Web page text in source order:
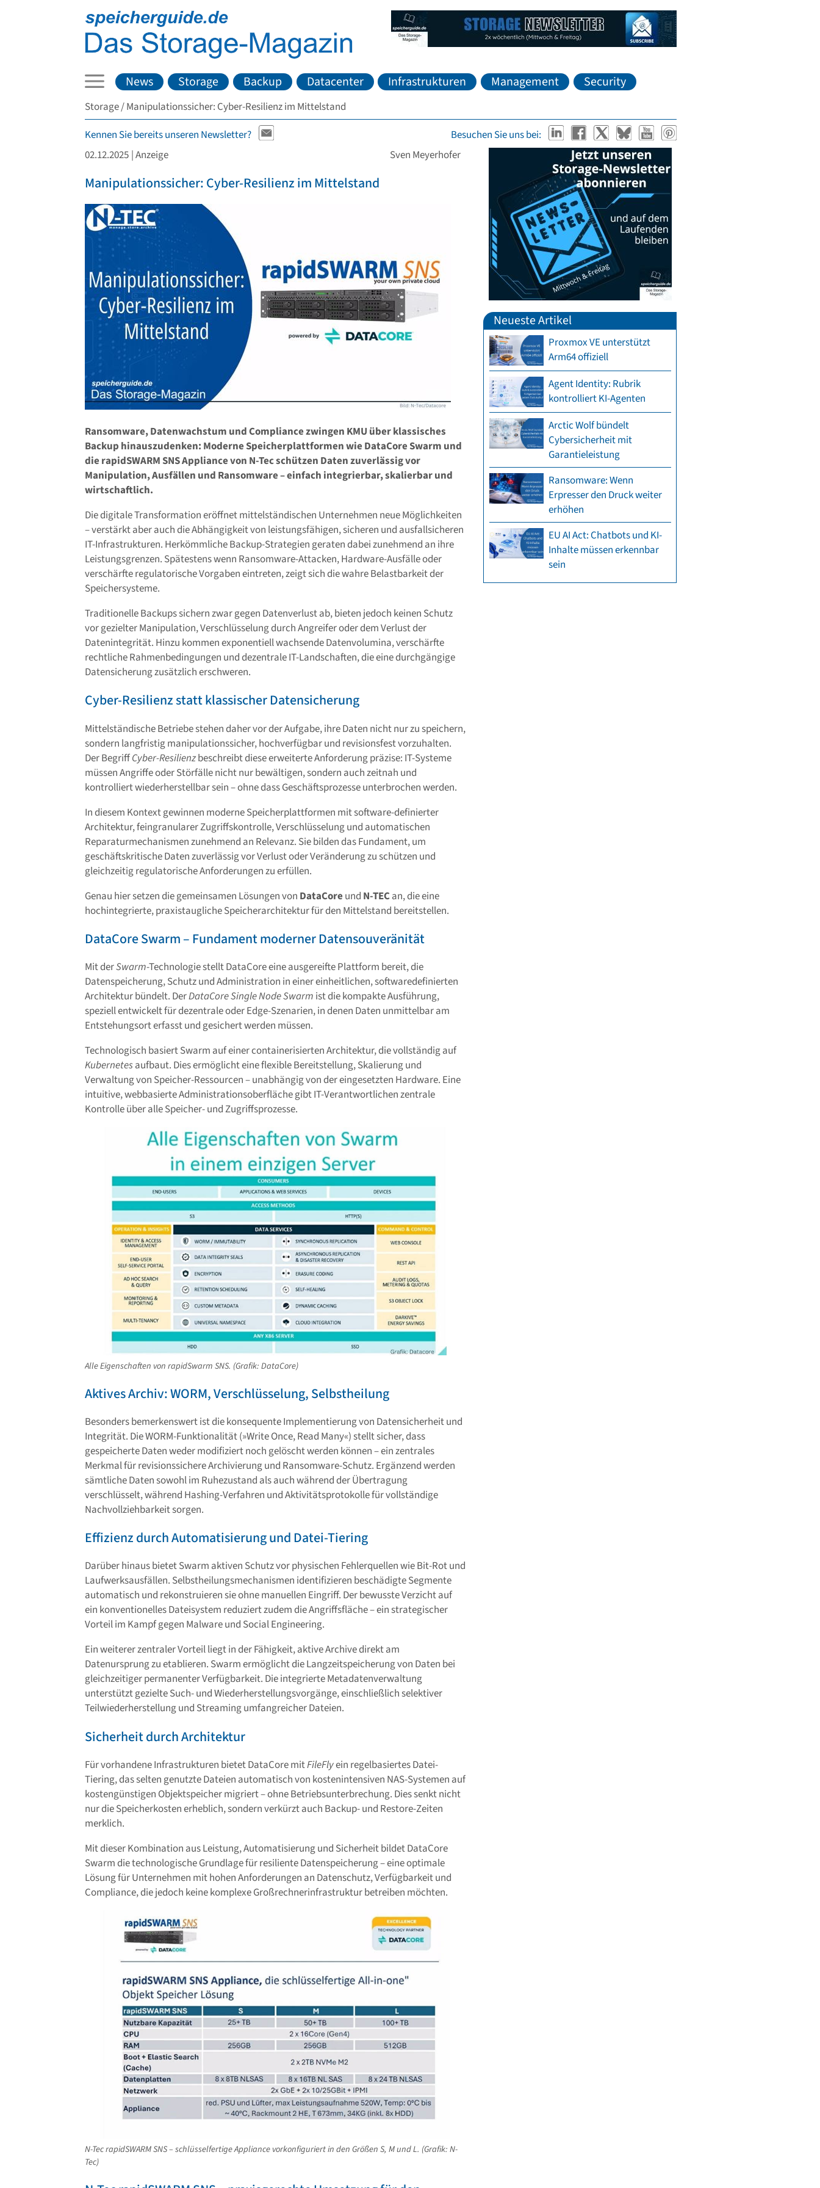
News Storage Backup Datacenter Infrastrukturen Management Security
Storage Manipulationssicher: Cyber-Resilienz im Mittelstand
Kennen Sie bereits unseren Newsletter?
Besuchen Sie uns bei:
02.12.2025 | Anzeige Sven Meyerhofer
Manipulationssicher: Cyber-Resilienz im Mittelstand
Ransomware, Datenwachstum und Compliance zwingen KMU über klassisches
Backup hinauszudenken: Moderne Speicherplattformen wie DataCore Swarm und
die rapidSWARM SNS Appliance von N-Tec schützen Daten zuverlässig vor
Manipulation, Ausfällen und Ransomware – einfach integrierbar, skalierbar und
wirtschaftlich.
Die digitale Transformation eröffnet mittelständischen Unternehmen neue Möglichkeiten
– verstärkt aber auch die Abhängigkeit von leistungsfähigen, sicheren und ausfallsicheren
IT-Infrastrukturen. Herkömmliche Backup-Strategien geraten dabei zunehmend an ihre
Leistungsgrenzen. Spätestens wenn Ransomware-Attacken, Hardware-Ausfälle oder
verschärfte regulatorische Vorgaben eintreten, zeigt sich die wahre Belastbarkeit der
Speichersysteme.
Traditionelle Backups sichern zwar gegen Datenverlust ab, bieten jedoch keinen Schutz
vor gezielter Manipulation, Verschlüsselung durch Angreifer oder dem Verlust der
Datenintegrität. Hinzu kommen exponentiell wachsende Datenvolumina, verschärfte
rechtliche Rahmenbedingungen und dezentrale IT-Landschaften, die eine durchgängige
Datensicherung zusätzlich erschweren.
Cyber-Resilienz statt klassischer Datensicherung
Mittelständische Betriebe stehen daher vor der Aufgabe, ihre Daten nicht nur zu speichern,
sondern langfristig manipulationssicher, hochverfügbar und revisionsfest vorzuhalten.
Der BegriffCyber-Resilienzbeschreibt diese erweiterte Anforderung präzise: IT-Systeme
müssen Angriffe oder Störfälle nicht nur bewältigen, sondern auch zeitnah und
kontrolliert wiederherstellbar sein – ohne dass Geschäftsprozesse unterbrochen werden.
In diesem Kontext gewinnen moderne Speicherplattformen mit software-definierter
Architektur, feingranularer Zugriffskontrolle, Verschlüsselung und automatischen
Reparaturmechanismen zunehmend an Relevanz. Sie bilden das Fundament, um
geschäftskritische Daten zuverlässig vor Verlust oder Veränderung zu schützen und
gleichzeitig regulatorische Anforderungen zu erfüllen.
Genau hier setzen die gemeinsamen Lösungen von DataCoreund N-TECan, die eine
hochintegrierte, praxistaugliche Speicherarchitektur für den Mittelstand bereitstellen.
DataCore Swarm – Fundament moderner Datensouveränität
Mit derSwarm-Technologie stellt DataCore eine ausgereifte Plattform bereit, die
Datenspeicherung, Schutz und Administration in einer einheitlichen, softwaredefinierten
Architektur bündelt. DerDataCore Single Node Swarm ist die kompakte Ausführung,
speziell entwickelt für dezentrale oder Edge-Szenarien, in denen Daten unmittelbar am
Entstehungsort erfasst und gesichert werden müssen.
Technologisch basiert Swarm auf einer containerisierten Architektur, die vollständig auf
Kubernetesaufbaut. Dies ermöglicht eine flexible Bereitstellung, Skalierung und
Verwaltung von Speicher-Ressourcen – unabhängig von der eingesetzten Hardware. Eine
intuitive, webbasierte Administrationsoberfläche gibt IT-Verantwortlichen zentrale
Kontrolle über alle Speicher- und Zugriffsprozesse.
Alle Eigenschaften von rapidSwarm SNS. (Grafik: DataCore)
Aktives Archiv: WORM, Verschlüsselung, Selbstheilung
Besonders bemerkenswert ist die konsequente Implementierung von Datensicherheit und
Integrität. Die WORM-Funktionalität (»Write Once, Read Many«) stellt sicher, dass
gespeicherte Daten weder modifiziert noch gelöscht werden können – ein zentrales
Merkmal für revisionssichere Archivierung und Ransomware-Schutz. Ergänzend werden
sämtliche Daten sowohl im Ruhezustand als auch während der Übertragung
verschlüsselt, während Hashing-Verfahren und Aktivitätsprotokolle für vollständige
Nachvollziehbarkeit sorgen.
Effizienz durch Automatisierung und Datei-Tiering
Darüber hinaus bietet Swarm aktiven Schutz vor physischen Fehlerquellen wie Bit-Rot und
Laufwerksausfällen. Selbstheilungsmechanismen identifizieren beschädigte Segmente
automatisch und rekonstruieren sie ohne manuellen Eingriff. Der bewusste Verzicht auf
ein konventionelles Dateisystem reduziert zudem die Angriffsfläche – ein strategischer
Vorteil im Kampf gegen Malware und Social Engineering.
Ein weiterer zentraler Vorteil liegt in der Fähigkeit, aktive Archive direkt am
Datenursprung zu etablieren. Swarm ermöglicht die Langzeitspeicherung von Daten bei
gleichzeitiger permanenter Verfügbarkeit. Die integrierte Metadatenverwaltung
unterstützt gezielte Such- und Wiederherstellungsvorgänge, einschließlich selektiver
Teilwiederherstellung und Streaming umfangreicher Dateien.
Sicherheit durch Architektur
Für vorhandene Infrastrukturen bietet DataCore mitFileFlyein regelbasiertes Datei-
Tiering, das selten genutzte Dateien automatisch von kostenintensiven NAS-Systemen auf
kostengünstigen Objektspeicher migriert – ohne Betriebsunterbrechung. Dies senkt nicht
nur die Speicherkosten erheblich, sondern verkürzt auch Backup- und Restore-Zeiten
merklich.
Mit dieser Kombination aus Leistung, Automatisierung und Sicherheit bildet DataCore
Swarm die technologische Grundlage für resiliente Datenspeicherung – eine optimale
Lösung für Unternehmen mit hohen Anforderungen an Datenschutz, Verfügbarkeit und
Compliance, die jedoch keine komplexe Großrechnerinfrastruktur betreiben möchten.
N-Tec rapidSWARM SNS – schlüsselfertige Appliance vorkonfiguriert in den Größen S, M und L. (Grafik: N-
Tec)
Neueste Artikel
Proxmox VE unterstützt
Arm64 offiziell
Agent Identity: Rubrik
kontrolliert KI-Agenten
Arctic Wolf bündelt
Cybersicherheit mit
Garantieleistung
Ransomware: Wenn
Erpresser den Druck weiter
erhöhen
EU AI Act: Chatbots und KI-
Inhalte müssen erkennbar
sein